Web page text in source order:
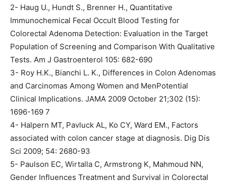
2- Haug U., Hundt S., Brenner H., Quantitative
Immunochemical Fecal Occult Blood Testing for
Colorectal Adenoma Detection: Evaluation in the Target
Population of Screening and Comparison With Qualitative
Tests. Am J Gastroenterol 105: 682-690
3- Roy H.K., Bianchi L. K., Differences in Colon Adenomas
and Carcinomas Among Women and MenPotential
Clinical Implications. JAMA 2009 October 21;302 (15):
1696-169 7
4- Halpern MT, Pavluck AL, Ko CY, Ward EM., Factors
associated with colon cancer stage at diagnosis. Dig Dis
Sci 2009; 54: 2680-93
5- Paulson EC, Wirtalla C, Armstrong K, Mahmoud NN,
Gender Influences Treatment and Survival in Colorectal